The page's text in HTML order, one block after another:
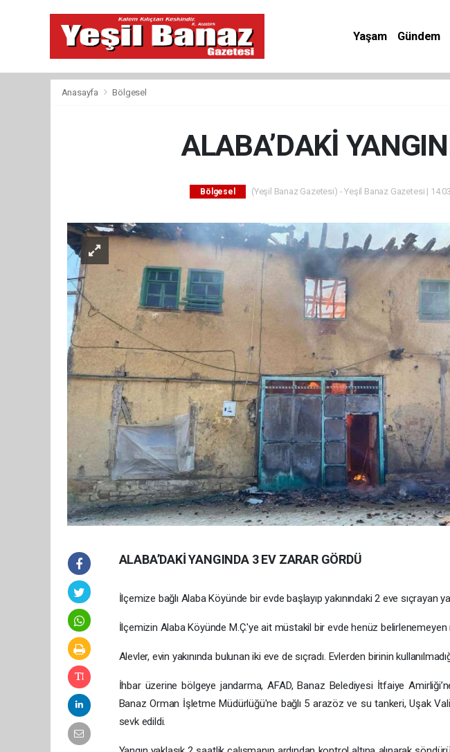
Yaşam Gündem
Anasayfa Bölgesel
ALABA’DAKİ
Bölgesel (Yeşil Banaz Gazetesi) - Yeşil Banaz Gazetesi |
ALABA’DAKİ YANGINDA 3 EV ZARAR GÖRDÜ
İlçemize bağlı Alaba Köyünde bir evde başlayıp yakınındaki 2 eve sıçrayan
İlçemizin Alaba Köyünde M.Ç.'ye ait müstakil bir evde henüz belirlenemeyen
Alevler, evin yakınında bulunan iki eve de sıçradı. Evlerden birinin
İhbar üzerine bölgeye jandarma, AFAD, Banaz Belediyesi İtfaiye
Banaz Orman İşletme Müdürlüğü'ne bağlı 5 arazöz ve su tankeri, Uşak
sevk edildi.